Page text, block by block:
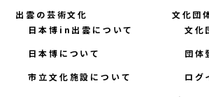
出雲の芸術文化
日本博in出雲について
日本博について
市立文化施設について
文化団
文化
団体
ログ